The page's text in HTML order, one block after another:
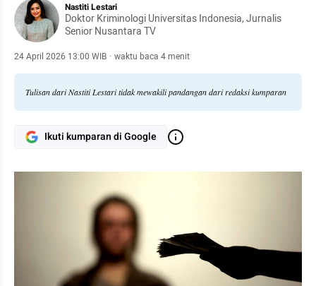
Nastiti Lestari
Doktor Kriminologi Universitas Indonesia, Jurnalis
Senior Nusantara TV
24 April 2026 13:00 WIB · waktu baca 4 menit
Tulisan dari Nastiti Lestari tidak mewakili pandangan dari redaksi kumparan
Ikuti kumparan di Google